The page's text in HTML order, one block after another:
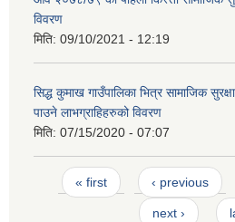
विवरण
मिति: 09/10/2021 - 12:19
सिद्ध कुमाख गाउँपालिका भित्र सामाजिक
पाउने लाभग्राहिहरुको विवरण
मिति: 07/15/2020 - 07:07
Pages
« first ‹ previous
next ›